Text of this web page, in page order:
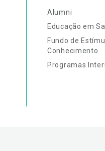
Alumni
Educação em
Fundo de
Conhecimento
Programas